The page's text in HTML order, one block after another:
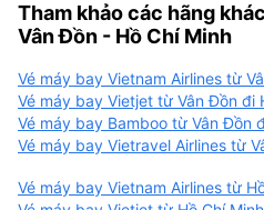
Tham khảo các hãng
Vân Đồn - Hồ Chí Minh
Vé máy bay Vietnam Airlines từ
Vé máy bay Vietjet từ Vân Đồn đi
Vé máy bay Bamboo từ Vân Đồn
Vé máy bay Vietravel Airlines từ
Vé máy bay Vietnam Airlines từ